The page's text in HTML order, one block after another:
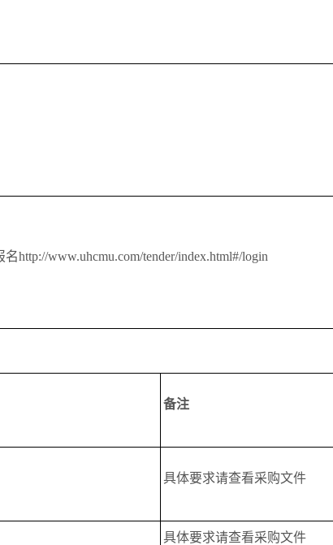
www.uhcmu.com/tender/index.html#/login
备注
具体要求请查看采购文件
具体要求请查看采购文件